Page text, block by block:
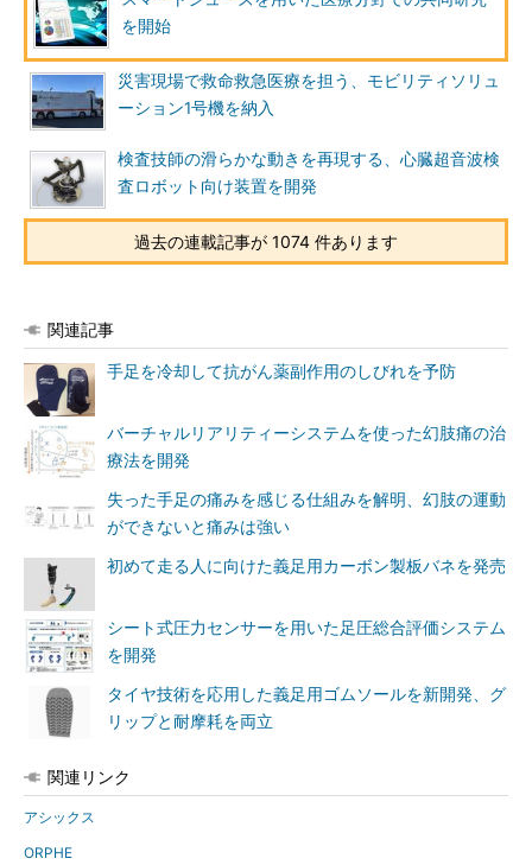
を開始
災害現場で救命救急医療を担う、モビリティソリュ
ーション1号機を納入
検査技師の滑らかな動きを再現する、心臓超音波検
査ロボット向け装置を開発
過去の連載記事が 1074 件あります
関連記事
手足を冷却して抗がん薬副作用のしびれを予防
バーチャルリアリティーシステムを使った幻肢痛の治
療法を開発
失った手足の痛みを感じる仕組みを解明、幻肢の運動
ができないと痛みは強い
初めて走る人に向けた義足用カーボン製板バネを発売
シート式圧力センサーを用いた足圧総合評価システム
を開発
タイヤ技術を応用した義足用ゴムソールを新開発、グ
リップと耐摩耗を両立
関連リンク
アシックス
ORPHE